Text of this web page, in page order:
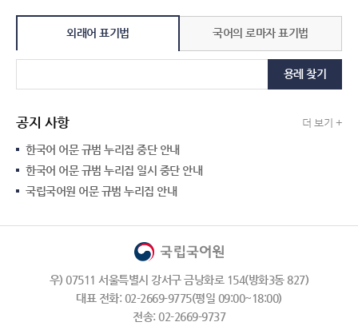
외래어 표기법 국어의 로마자 표기법
용례 찾기
공지 사항 더 보기 +
한국어 어문 규범 누리집 중단 안내
한국어 어문 규범 누리집 일시 중단 안내
국립국어원 어문 규범 누리집 안내
우) 07511 서울특별시 강서구 금낭화로 154(방화3동 827)
대표 전화: 02-2669-9775(평일 09:00~18:00)
전송: 02-2669-9737